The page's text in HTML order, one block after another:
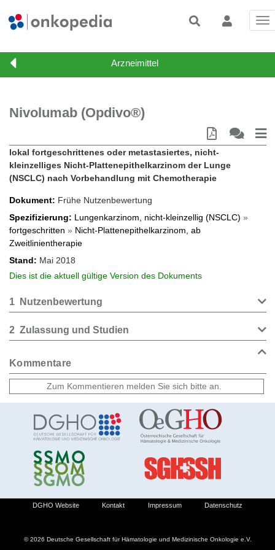
Nivolumab (Opdivo®)
lokal fortgeschrittenes oder metastasiertes, nicht-
kleinzelliges Nicht-Plattenepithelkarzinom der Lunge
(NSCLC) nach Vorbehandlung mit Chemotherapie
Dokument
Frühe Nutzenbewertung
Spezifizierung
Lungenkarzinom, nicht-kleinzellig (NSCLC) »
fortgeschritten » Nicht-Plattenepithelkarzinom, ab
Zweitlinientherapie
Stand
Mai 2018
Dies ist die aktuell gültige Version des Dokuments
1 Nutzenbewertung
2 Zulassung und Studien
Kommentare
© 2026 Deutsche Gesellschaft für Hämatologie und Medizinische Onkologie e.V.
DGHO Website Kontakt Impressum Datenschutz